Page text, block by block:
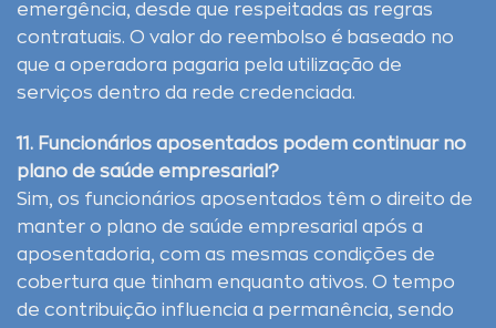
emergência, desde que respeitadas as regras
contratuais. O valor do reembolso é baseado no
que a operadora pagaria pela utilização de
serviços dentro da rede credenciada.
11. Funcionários aposentados podem continuar no
plano de saúde empresarial?
Sim, os funcionários aposentados têm o direito de
manter o plano de saúde empresarial após a
aposentadoria, com as mesmas condições de
cobertura que tinham enquanto ativos. O tempo
de contribuição influencia a permanência, sendo